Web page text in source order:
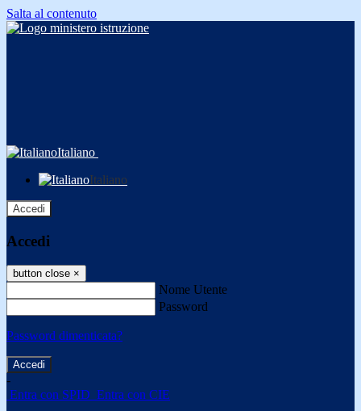
Salta al contenuto
Italiano
Italiano
Accedi
Accedi
button close ×
Nome Utente
Password
Password dimenticata?
-
Entra con SPID Entra con CIE